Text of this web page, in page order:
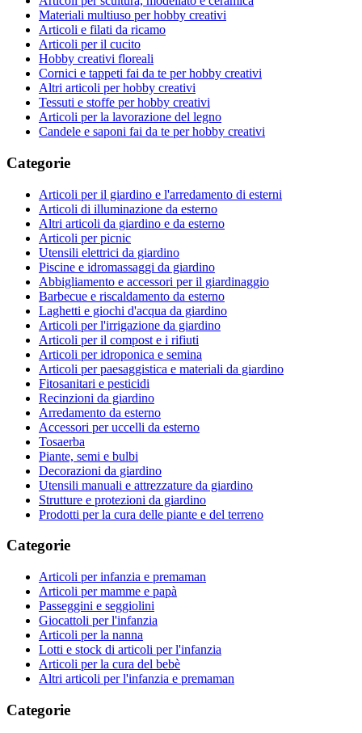
Materiali multiuso per hobby creativi
Articoli e filati da ricamo
Articoli per il cucito
Hobby creativi floreali
Cornici e tappeti fai da te per hobby creativi
Altri articoli per hobby creativi
Tessuti e stoffe per hobby creativi
Articoli per la lavorazione del legno
Candele e saponi fai da te per hobby creativi
Categorie
Articoli per il giardino e l'arredamento di esterni
Articoli di illuminazione da esterno
Altri articoli da giardino e da esterno
Articoli per picnic
Utensili elettrici da giardino
Piscine e idromassaggi da giardino
Abbigliamento e accessori per il giardinaggio
Barbecue e riscaldamento da esterno
Laghetti e giochi d'acqua da giardino
Articoli per l'irrigazione da giardino
Articoli per il compost e i rifiuti
Articoli per idroponica e semina
Articoli per paesaggistica e materiali da giardino
Fitosanitari e pesticidi
Recinzioni da giardino
Arredamento da esterno
Accessori per uccelli da esterno
Tosaerba
Piante, semi e bulbi
Decorazioni da giardino
Utensili manuali e attrezzature da giardino
Strutture e protezioni da giardino
Prodotti per la cura delle piante e del terreno
Categorie
Articoli per infanzia e premaman
Articoli per mamme e papà
Passeggini e seggiolini
Giocattoli per l'infanzia
Articoli per la nanna
Lotti e stock di articoli per l'infanzia
Articoli per la cura del bebè
Altri articoli per l'infanzia e premaman
Categorie